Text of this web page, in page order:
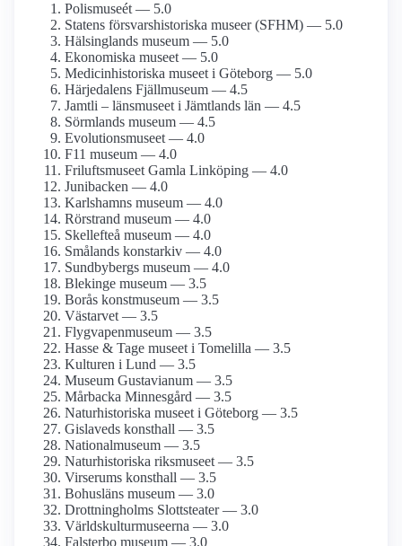
Polismuseét — 5.0
Statens försvars­historiska museer (SFHM) — 5.0
Hälsinglands museum — 5.0
Ekonomiska museet — 5.0
Medicinhistoriska museet i Göteborg — 5.0
Härjedalens Fjällmuseum — 4.5
Jamtli – länsmuseet i Jämtlands län — 4.5
Sörmlands museum — 4.5
Evolutions­museet — 4.0
F11 museum — 4.0
Frilufts­museet Gamla Linköping — 4.0
Junibacken — 4.0
Karlshamns museum — 4.0
Rörstrand museum — 4.0
Skellefteå museum — 4.0
Smålands konstarkiv — 4.0
Sundbybergs museum — 4.0
Blekinge museum — 3.5
Borås konstmuseum — 3.5
Västarvet — 3.5
Flygvapen­museum — 3.5
Hasse & Tage museet i Tomelilla — 3.5
Kulturen i Lund — 3.5
Museum Gustavianum — 3.5
Mårbacka Minnesgård — 3.5
Naturhistoriska museet i Göteborg — 3.5
Gislaveds konsthall — 3.5
National­museum — 3.5
Naturhistoriska riksmuseet — 3.5
Virserums konsthall — 3.5
Bohusläns museum — 3.0
Drottning­holms Slottsteater — 3.0
Världskultur­museerna — 3.0
Falsterbo museum — 3.0